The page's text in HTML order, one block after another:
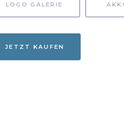
LOGO GALERIE
JETZT KAUFEN